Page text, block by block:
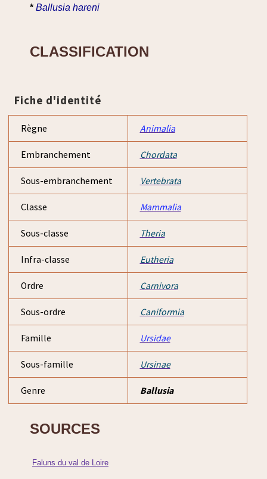
* Ballusia hareni
CLASSIFICATION
Fiche d'identité
Règne Animalia
Embranchement Chordata
Sous-embranchement Vertebrata
Classe Mammalia
Sous-classe Theria
Infra-classe Eutheria
Ordre Carnivora
Sous-ordre Caniformia
Famille Ursidae
Sous-famille Ursinae
Genre Ballusia
SOURCES
Faluns du val de Loire